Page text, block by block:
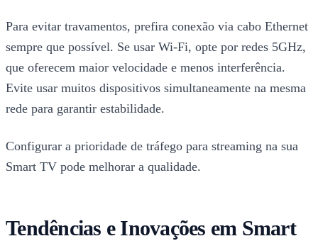
Para evitar travamentos, prefira conexão via cabo Ethernet
sempre que possível. Se usar Wi-Fi, opte por redes 5GHz,
que oferecem maior velocidade e menos interferência.
Evite usar muitos dispositivos simultaneamente na mesma
rede para garantir estabilidade.
Configurar a prioridade de tráfego para streaming na sua
Smart TV pode melhorar a qualidade.
Tendências e Inovações em Smart